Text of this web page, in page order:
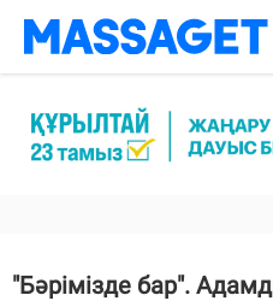
"Бәрімізде бар".